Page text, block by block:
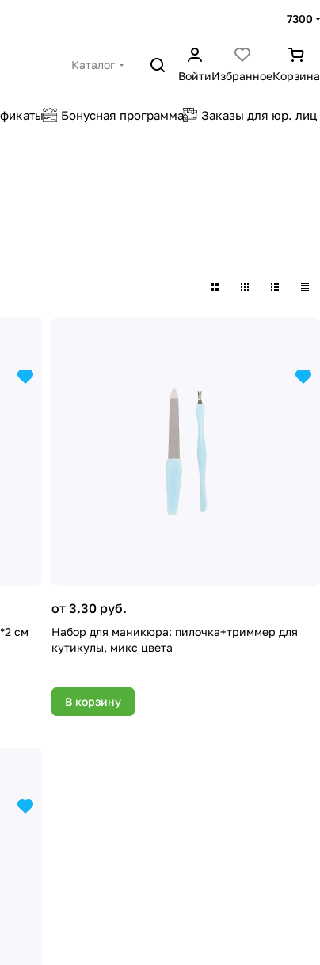
7300
Каталог
ВойтиИзбранноеКорзина
Бонусная программа Заказы для юр. лиц
cм
от 3.30 руб.
Набор для маникюра: пилочка+триммер для
кутикулы, микс цвета
В корзину